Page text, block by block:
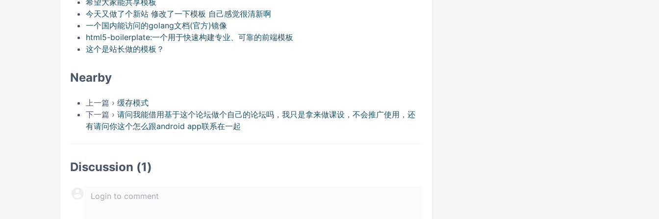
希望大家能共享模板
今天又做了个新站 修改了一下模板 自己感觉很清新啊
一个国内能访问的golang文档(官方)镜像
html5-boilerplate:一个用于快速构建专业、可靠的前端模板
这个是站长做的模板？
Nearby
上一篇 › 缓存模式
下一篇 › 请问我能借用基于这个论坛做个自己的论坛吗，我只是拿来做课设，不会推广使用，还
有请问你这个怎么跟android app联系在一起
Discussion (1)